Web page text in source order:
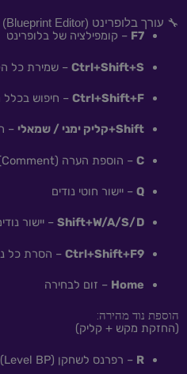
🔧 עורך בלופרינט (Blueprint Editor)
F7 – קומפילציה של בלופרינט
Ctrl+Shift+S– שמירת כל
Ctrl+Shift+F– חיפוש בכלל
Shift+קליק ימני / שמאלי –
C– הוספת הערה (Comment)
Q– יישור חוטי נודים
Shift+W/A/S/D– יישור
Ctrl+Shift+F9– הסרת כל
Home – זום לבחירה
הוספת נוד מהירה:
(החזקת מקש + קליק)
R – רפרנס לשחקן (Level BP)